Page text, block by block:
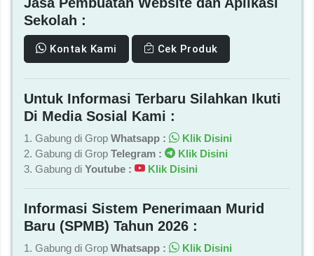
Sekolah :
Kontak Kami Cek Produk
Untuk Informasi Terbaru Silahkan Ikuti
Di Media Sosial Kami :
1. Gabung di Grop Whatsapp :
Klik Disini
2. Gabung di Grop Telegram :
Klik Disini
3. Gabung di Youtube : Klik Disini
Informasi Sistem Penerimaan Murid
Baru (SPMB) Tahun 2026 :
1. Gabung di Grop Whatsapp :
Klik Disini